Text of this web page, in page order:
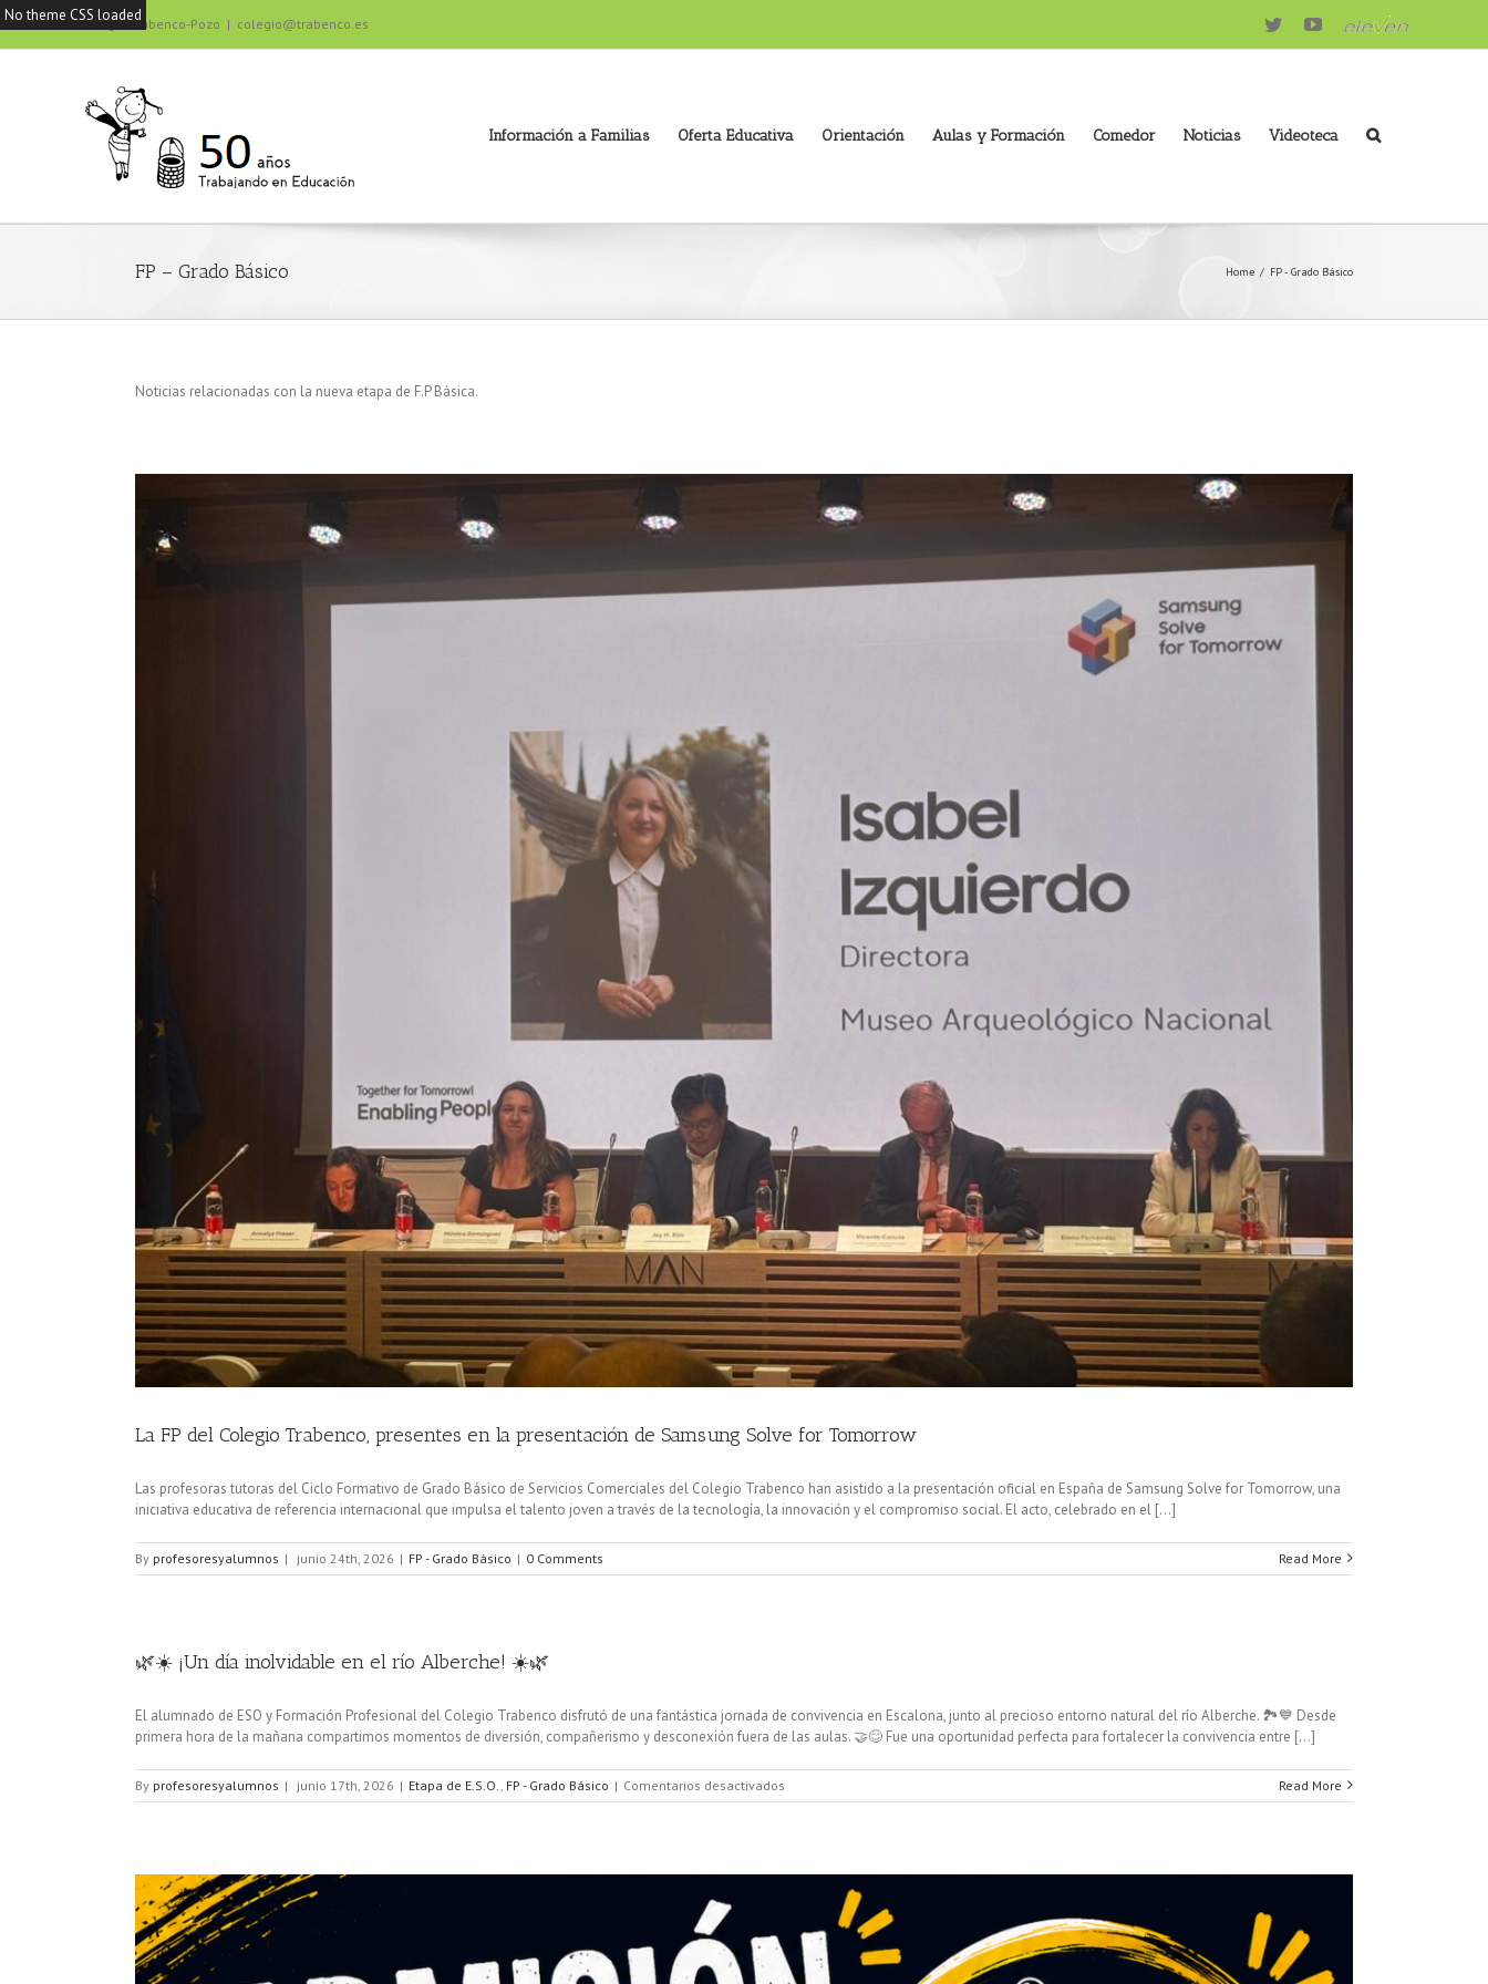
Colegio Trabenco-Pozo | colegio@trabenco.es TwitterYoutube
eleven
Información a Familias Oferta Educativa Orientación Aulas y Formación Comedor Noticias Videoteca
FP – Grado Básico Home / FP - Grado Básico
Noticias relacionadas con la nueva etapa de F.P Básica.
La FP del Colegio Trabenco, presentes en la presentación de Samsung Solve for Tomorrow
Las profesoras tutoras del Ciclo Formativo de Grado Básico de Servicios Comerciales del Colegio Trabenco han asistido a la presentación oficial en España de Samsung Solve for Tomorrow, una
iniciativa educativa de referencia internacional que impulsa el talento joven a través de la tecnología, la innovación y el compromiso social. El acto, celebrado en el [...]
By profesoresyalumnos | junio 24th, 2026 | FP - Grado Básico | 0 Comments Read More
🌿☀️ ¡Un día inolvidable en el río Alberche! ☀️🌿
El alumnado de ESO y Formación Profesional del Colegio Trabenco disfrutó de una fantástica jornada de convivencia en Escalona, junto al precioso entorno natural del río Alberche. 🏞️💙 Desde
primera hora de la mañana compartimos momentos de diversión, compañerismo y desconexión fuera de las aulas. 🤝😊 Fue una oportunidad perfecta para fortalecer la convivencia entre [...]
By profesoresyalumnos | junio 17th, 2026 | Etapa de E.S.O. FP - Grado Básico | Comentarios desactivados
🌿
Alberche!
Read More
No theme CSS loaded